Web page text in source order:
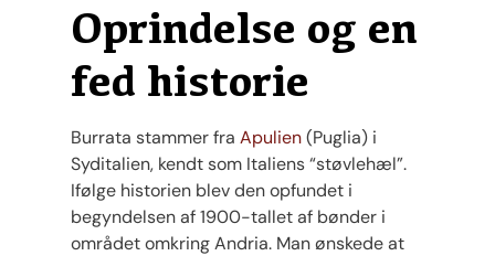
Oprindelse og en
fed historie
Burrata stammer fra Apulien(Puglia) i
Syditalien, kendt som Italiens “støvlehæl”.
Ifølge historien blev den opfundet i
begyndelsen af 1900-tallet af bønder i
området omkring Andria. Man ønskede at